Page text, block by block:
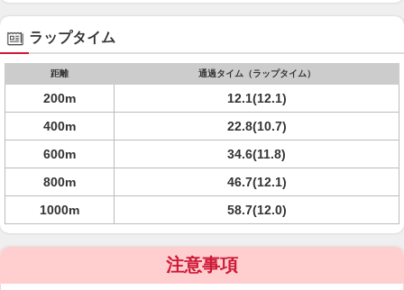
ラップタイム
距離 通過タイム（ラップタイム）
200m
12.1(12.1)
400m
22.8(10.7)
600m
34.6(11.8)
800m
46.7(12.1)
1000m
58.7(12.0)
注意事項